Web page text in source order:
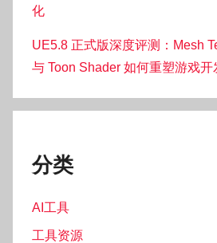
化
UE5.8 正式版深度评测：Mesh
与 Toon Shader 如何重塑游戏开
分类
AI工具
工具资源